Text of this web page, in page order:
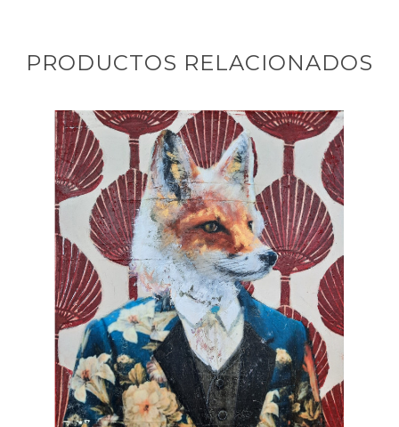
PRODUCTOS RELACIONADOS